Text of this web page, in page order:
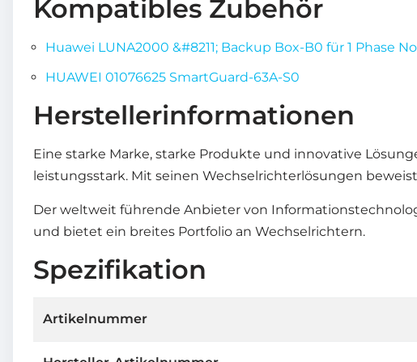
Kompatibles Zubehör
Huawei LUNA2000 &#8211; Backup Box-B0 für 1 Phase
HUAWEI 01076625 SmartGuard-63A-S0
Herstellerinformationen
Eine starke Marke, starke Produkte und innovative
leistungsstark. Mit seinen Wechselrichterlösungen
Der weltweit führende Anbieter von
und bietet ein breites Portfolio an Wechselrichtern.
Spezifikation
Artikelnummer